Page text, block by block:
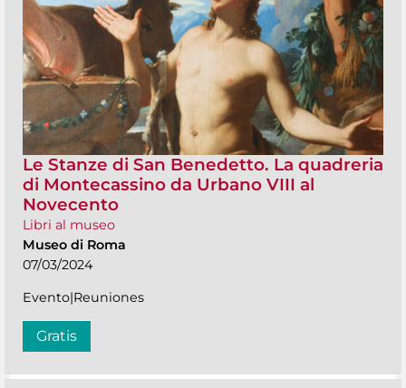
Le Stanze di San Benedetto. La quadreria
di Montecassino da Urbano VIII al
Novecento
Libri al museo
Museo di Roma
07/03/2024
Evento|Reuniones
Gratis